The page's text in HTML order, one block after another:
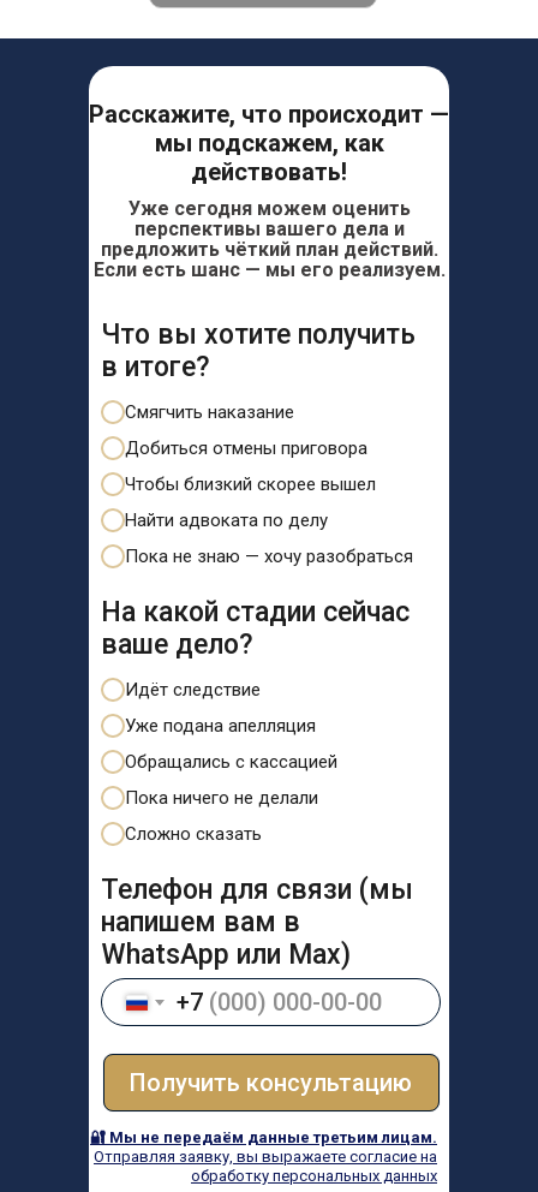
Расскажите, что происходит —
мы подскажем, как
действовать!
🔐 Мы не передаём данные третьим лицам.
Отправляя заявку, вы выражаете согласие на
обработку персональных данных
Что вы хотите получить
в итоге?
Смягчить наказание
Добиться отмены приговора
Чтобы близкий скорее вышел
Найти адвоката по делу
Пока не знаю — хочу разобраться
На какой стадии сейчас
ваше дело?
Идёт следствие
Уже подана апелляция
Обращались с кассацией
Пока ничего не делали
Сложно сказать
Телефон для связи (мы
напишем вам в
WhatsApp или Max)
+7
Получить консультацию
Уже сегодня можем оценить
перспективы вашего дела и
предложить чёткий план действий.
Если есть шанс — мы его реализуем.